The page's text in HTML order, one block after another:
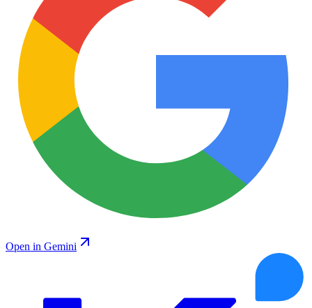
Open in Gemini